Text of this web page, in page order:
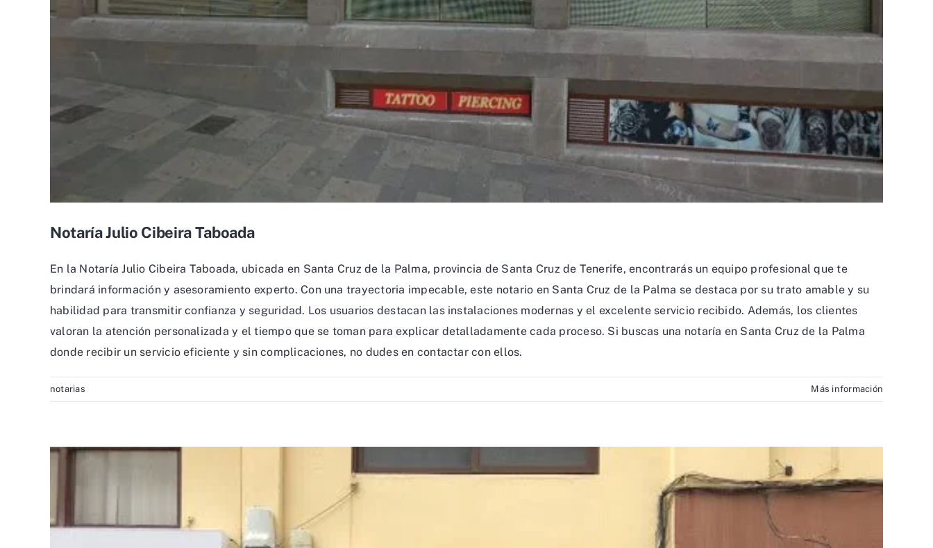
Notaría Julio Cibeira Taboada
En la Notaría Julio Cibeira Taboada, ubicada en Santa Cruz de la Palma, provincia de Santa Cruz de Tenerife, encontrarás un equipo profesional que te
brindará información y asesoramiento experto. Con una trayectoria impecable, este notario en Santa Cruz de la Palma se destaca por su trato amable y su
habilidad para transmitir confianza y seguridad. Los usuarios destacan las instalaciones modernas y el excelente servicio recibido. Además, los clientes
valoran la atención personalizada y el tiempo que se toman para explicar detalladamente cada proceso. Si buscas una notaría en Santa Cruz de la Palma
donde recibir un servicio eficiente y sin complicaciones, no dudes en contactar con ellos.
notarias Más información